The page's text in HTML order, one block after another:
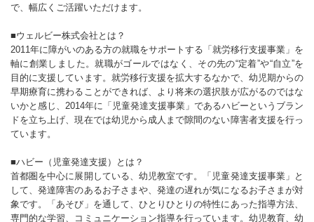
で、幅広くご活躍いただけます。
■ウェルビー株式会社とは？
2011年に障がいのある方の就職をサポートする「就労移行支援事業」を
軸に創業しました。就職がゴールではなく、その先の“定着”や“自立”を
目的に支援しています。就労移行支援を拡大するなかで、幼児期からの
早期療育に携わることができれば、より将来の選択肢が広がるのではな
いかと感じ、2014年に「児童発達支援事業」であるハビーというブラン
ドを立ち上げ、現在では幼児から成人まで隙間のない障害者支援を行っ
ています。
■ハビー（児童発達支援）とは？
首都圏を中心に展開している、幼児教室です。「児童発達支援事業」と
して、発達障害のあるお子さまや、発達の遅れが気になるお子さまが対
象です。「あそび」を通して、ひとりひとりの特性にあった指導方法、
専門的な学習、コミュニケーション指導を行っています。幼児教育、幼